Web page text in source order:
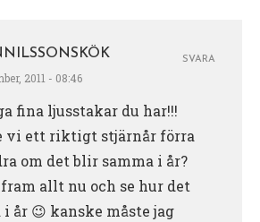
2011 - 08:46
fina ljusstakar du har!!!
vi ett riktigt stjärnår förra
om det blir samma i år?
allt nu och se hur det
i år 😉 kanske måste jag
SVARA